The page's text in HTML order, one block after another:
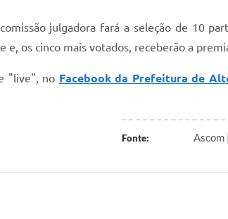
julgadora fará a seleção de 10
os cinco mais votados, receberão a
"live", no Facebook da Prefeitura de
Fonte: Ascom